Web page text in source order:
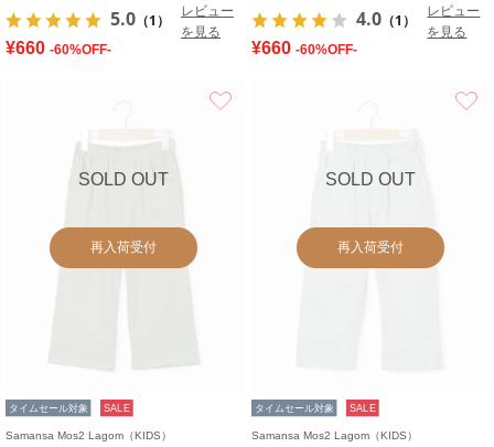
5.0 （1）
レビュー
を見る
¥660 -60%OFF-
4.0 （1）
レビュー
を見る
¥660 -60%OFF-
SOLD OUT
再入荷受付
タイムセール対象 SALE
Samansa Mos2 Lagom（KIDS）
SOLD OUT
再入荷受付
タイムセール対象 SALE
Samansa Mos2 Lagom（KIDS）